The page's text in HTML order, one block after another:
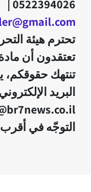
0522394026 |
تحترم هيئة
تعتقدون أن
تنتهك حقوقكم،
البريد
التوجّه في